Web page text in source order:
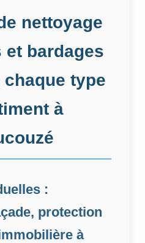
nettoyage
et bardages
chaque type
à
:
protection
à